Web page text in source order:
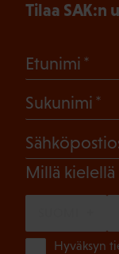
Tilaa SAK:n
Etunimi
Sukunimi
Millä
Hyväksyn